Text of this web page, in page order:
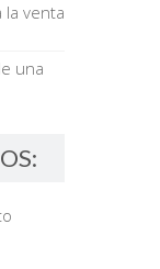
la venta
una